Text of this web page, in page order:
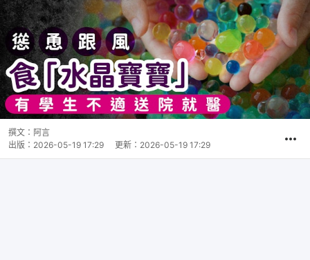
撰文： 阿言
出版： 2026-05-19 17:29 更新： 2026-05-19 17:29